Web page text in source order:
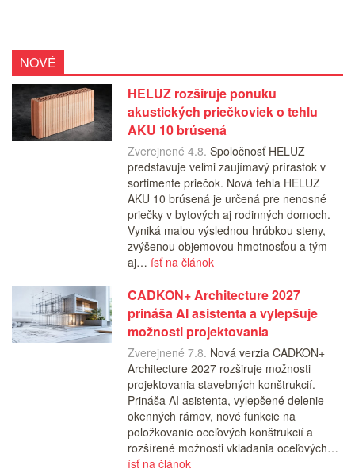
NOVÉ
HELUZ rozširuje ponuku
akustických priečkoviek o tehlu
AKU 10 brúsená
Zverejnené 4.8. Spoločnosť HELUZ
predstavuje veľmi zaujímavý prírastok v
sortimente priečok. Nová tehla HELUZ
AKU 10 brúsená je určená pre nenosné
priečky v bytových aj rodinných domoch.
Vyniká malou výslednou hrúbkou steny,
zvýšenou objemovou hmotnosťou a tým
aj… ísť na článok
CADKON+ Architecture 2027
prináša AI asistenta a vylepšuje
možnosti projektovania
Zverejnené 7.8. Nová verzia CADKON+
Architecture 2027 rozširuje možnosti
projektovania stavebných konštrukcií.
Prináša AI asistenta, vylepšené delenie
okenných rámov, nové funkcie na
položkovanie oceľových konštrukcií a
rozšírené možnosti vkladania oceľových…
ísť na článok